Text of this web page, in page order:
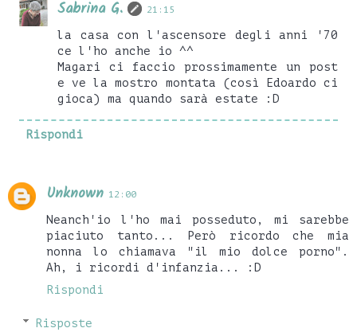
Sabrina G. 21:15
la casa con l'ascensore degli anni '70
ce l'ho anche io ^^
Magari ci faccio prossimamente un post
e ve la mostro montata (così Edoardo ci
gioca) ma quando sarà estate :D
Rispondi
Unknown 12:00
Neanch'io l'ho mai posseduto, mi sarebbe
piaciuto tanto... Però ricordo che mia
nonna lo chiamava "il mio dolce porno".
Ah, i ricordi d'infanzia... :D
Rispondi
Risposte